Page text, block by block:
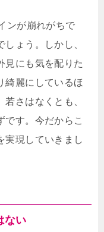
ンが崩れがちで
ょう。しかし、
見にも気を配りた
綺麗にしているほ
さはなくとも、
です。今だからこ
実現していきまし
ない